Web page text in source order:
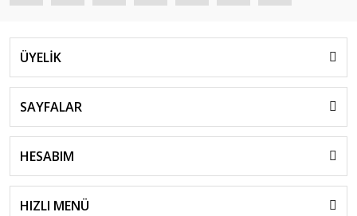
ÜYELİK
SAYFALAR
HESABIM
HIZLI MENÜ